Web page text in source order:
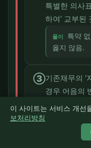
특별한 의사
하여’ 교부된
풀이
특약
옳지 않음.
③기존채무의 ‘
경우 어음의
행사하여 만
원인
이 사이트는 서비스 개선
보처리방침